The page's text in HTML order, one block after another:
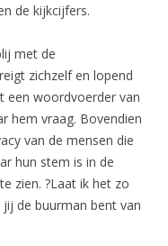
de kijkcijfers.
met de
zichzelf en lopend
een woordvoerder van
hem vraag. Bovendien
van de mensen die
hun stem is in de
zien. ?Laat ik het zo
de buurman bent van